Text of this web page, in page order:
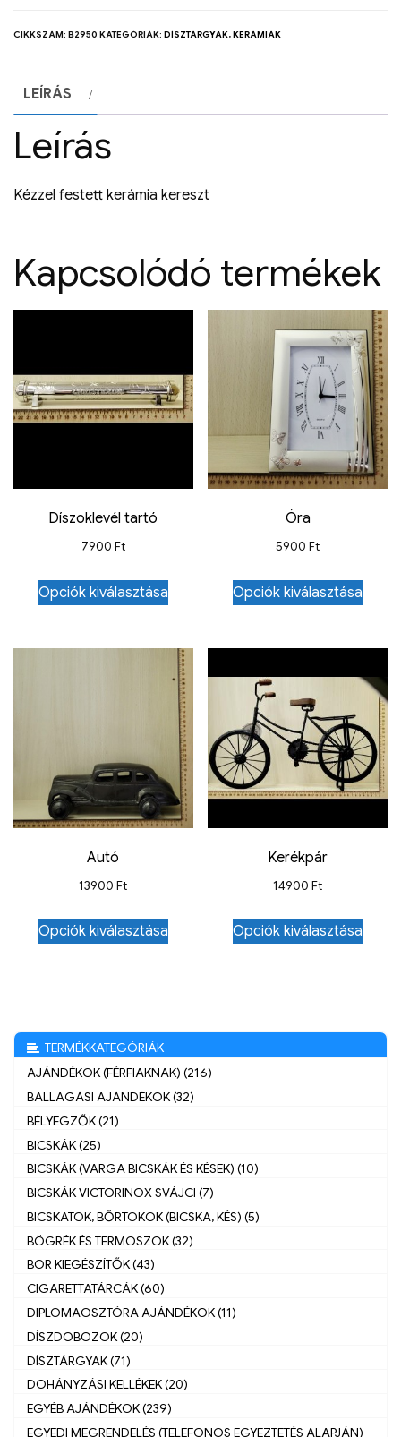
CIKKSZÁM: B2950 KATEGÓRIÁK: DÍSZTÁRGYAK,KERÁMIÁK
LEÍRÁS
Leírás
Kézzel festett kerámia kereszt
Kapcsolódó termékek
Díszoklevél tartó
7900 Ft
Opciók kiválasztása
Óra
5900Ft
Opciók kiválasztása
Autó
13900Ft
Opciók kiválasztása
Kerékpár
14900Ft
Opciók kiválasztása
TERMÉKKATEGÓRIÁK
AJÁNDÉKOK (FÉRFIAKNAK) (216)
BALLAGÁSI AJÁNDÉKOK (32)
BÉLYEGZŐK (21)
BICSKÁK (25)
BICSKÁK (VARGA BICSKÁK ÉS KÉSEK) (10)
BICSKÁK VICTORINOX SVÁJCI (7)
BICSKATOK, BŐRTOKOK (BICSKA, KÉS) (5)
BÖGRÉK ÉS TERMOSZOK (32)
BOR KIEGÉSZÍTŐK (43)
CIGARETTATÁRCÁK (60)
DIPLOMAOSZTÓRA AJÁNDÉKOK (11)
DÍSZDOBOZOK (20)
DÍSZTÁRGYAK (71)
DOHÁNYZÁSI KELLÉKEK (20)
EGYÉB AJÁNDÉKOK (239)
EGYEDI MEGRENDELÉS (TELEFONOS EGYEZTETÉS ALAPJÁN)